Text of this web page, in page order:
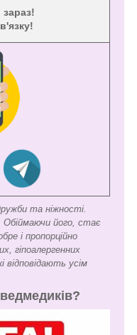
зараз!
та ніжності.
його, стає
і пропорційно
гіпоалергенних
відповідають усім